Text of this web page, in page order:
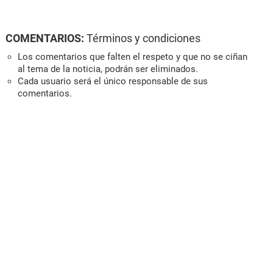
COMENTARIOS: Términos y condiciones
Los comentarios que falten el respeto y que no se ciñan
al tema de la noticia, podrán ser eliminados.
Cada usuario será el único responsable de sus
comentarios.